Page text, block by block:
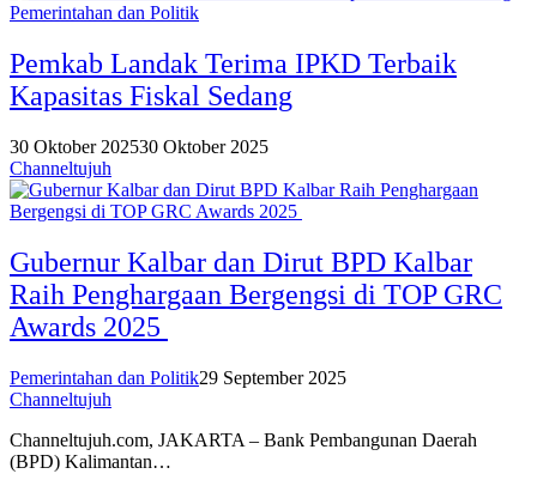
Pemerintahan dan Politik
Pemkab Landak Terima IPKD Terbaik
Kapasitas Fiskal Sedang
30 Oktober 202530 Oktober 2025
Channeltujuh
Gubernur Kalbar dan Dirut BPD Kalbar
Raih Penghargaan Bergengsi di TOP GRC
Awards 2025
Pemerintahan dan Politik29 September 2025
Channeltujuh
Channeltujuh.com, JAKARTA – Bank Pembangunan Daerah
(BPD) Kalimantan…